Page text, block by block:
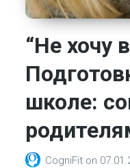
“Не хочу
школе:
CogniFit on